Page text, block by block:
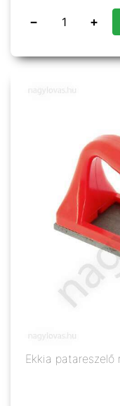
− +
Ekkia patareszelő